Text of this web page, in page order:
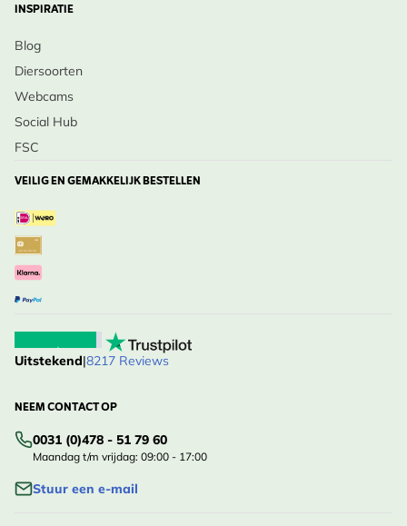
INSPIRATIE
Blog
Diersoorten
Webcams
Social Hub
FSC
VEILIG EN GEMAKKELIJK BESTELLEN
Uitstekend|8217 Reviews
NEEM CONTACT OP
0031 (0)478 - 51 79 60
Maandag t/m vrijdag: 09:00 - 17:00
Stuur een e-mail